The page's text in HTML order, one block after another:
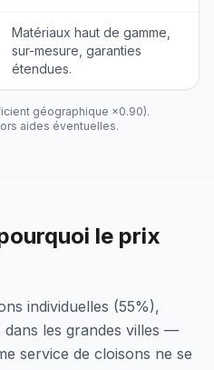
Matériaux haut de gamme,
sur-mesure, garanties
étendues.
géographique ×0.90).
aides éventuelles.
le prix
individuelles (55%),
les grandes villes —
service de cloisons ne se